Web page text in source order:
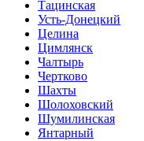
Тацинская
Усть-Донецкий
Целина
Цимлянск
Чалтырь
Чертково
Шахты
Шолоховский
Шумилинская
Янтарный